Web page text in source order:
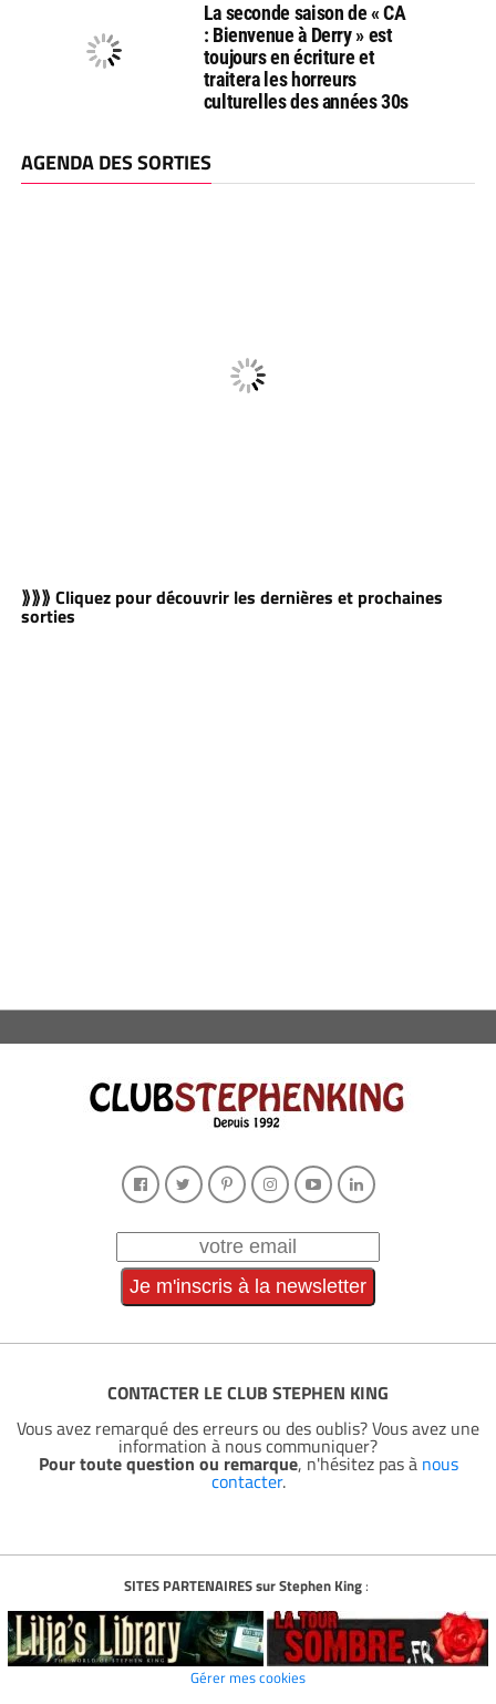
La seconde saison de « CA
: Bienvenue à Derry » est
toujours en écriture et
traitera les horreurs
culturelles des années 30s
AGENDA DES SORTIES
⟫⟫⟫ Cliquez pour découvrir les dernières et prochaines
sorties
CONTACTER LE CLUB STEPHEN KING
Vous avez remarqué des erreurs ou des oublis? Vous avez une
information à nous communiquer?
Pour toute question ou remarque, n'hésitez pas à nous
contacter.
SITES PARTENAIRES sur Stephen King:
Gérer mes cookies